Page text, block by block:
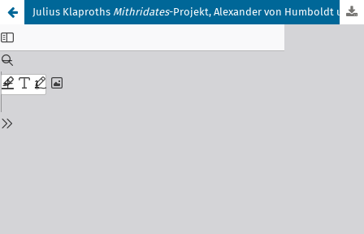
Julius Klaproths Mithridates-Projekt, Alexander von Humboldt und das Verlagshaus Cotta